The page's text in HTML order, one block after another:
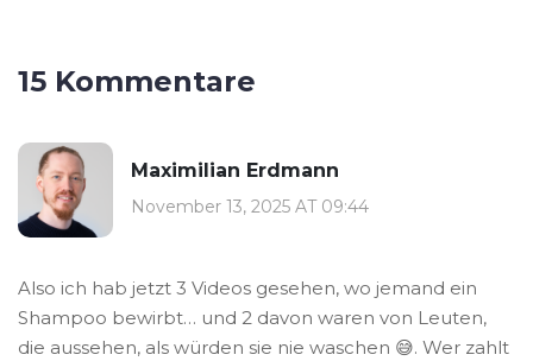
15 Kommentare
Maximilian Erdmann
November 13, 2025 AT 09:44
Also ich hab jetzt 3 Videos gesehen, wo jemand ein
Shampoo bewirbt… und 2 davon waren von Leuten,
die aussehen, als würden sie nie waschen 😅. Wer zahlt